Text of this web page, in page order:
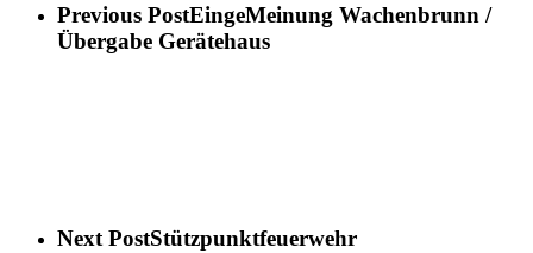
Previous PostEingeMeinung Wachenbrunn /
Übergabe Gerätehaus
Next PostStützpunktfeuerwehr